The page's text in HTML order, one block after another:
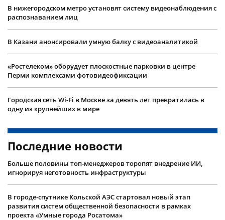
В нижегородском метро установят систему видеонаблюдения с
распознаванием лиц
В Казани анонсировали умную балку с видеоаналитикой
«Ростелеком» оборудует плоскостные парковки в центре
Перми комплексами фотовидеофиксации
Городская сеть Wi-Fi в Москве за девять лет превратилась в
одну из крупнейших в мире
Последние новости
Больше половины топ-менеджеров торопят внедрение ИИ,
игнорируя неготовность инфраструктуры
В городе-спутнике Кольской АЭС стартовал новый этап
развития систем общественной безопасности в рамках
проекта «Умные города Росатома»